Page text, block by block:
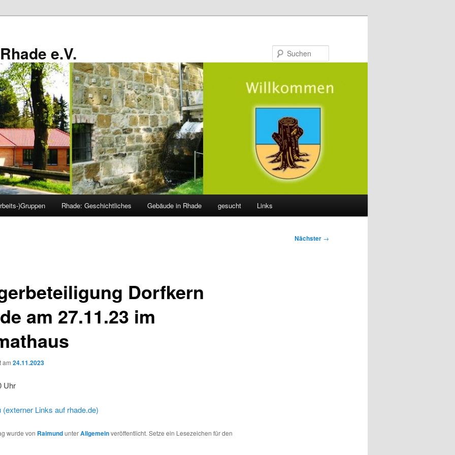
e.V.
)Gruppen Rhade: Geschichtliches Gebäude in Rhade gesucht Links
Nächster →
Dorfkern
am 27.11.23 im
am 24.11.2023
Uhr
(externer Links auf rhade.de)
wurde von RaimundunterAllgemeinveröffentlicht. Setze ein Lesezeichen für den